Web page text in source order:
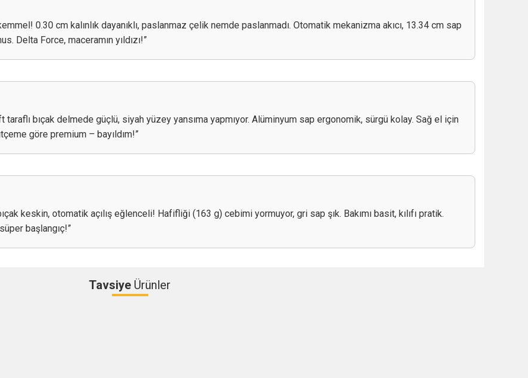
0.30 cm kalınlık dayanıklı, paslanmaz çelik nemde paslanmadı. Otomatik mekanizma akıcı, 13.34 cm sap
Delta Force, maceramın yıldızı!”
taraflı bıçak delmede güçlü, siyah yüzey yansıma yapmıyor. Alüminyum sap ergonomik, sürgü kolay. Sağ el için
göre premium – bayıldım!”
keskin, otomatik açılış eğlenceli! Hafifliği (163 g) cebimi yormuyor, gri sap şık. Bakımı basit, kılıfı pratik.
başlangıç!”
Tavsiye Ürünler